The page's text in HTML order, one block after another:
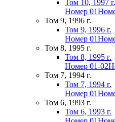
Том 10, 1997 г.
Номер 01
Том 9, 1996 г.
Том 9, 1996 г.
Номер 01
Том 8, 1995 г.
Том 8, 1995 г.
Номер 01-02
Том 7, 1994 г.
Том 7, 1994 г.
Номер 01
Том 6, 1993 г.
Том 6, 1993 г.